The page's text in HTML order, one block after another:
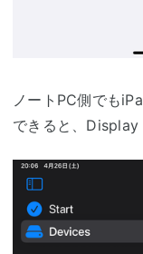
ノートPC側でも
できると、Display